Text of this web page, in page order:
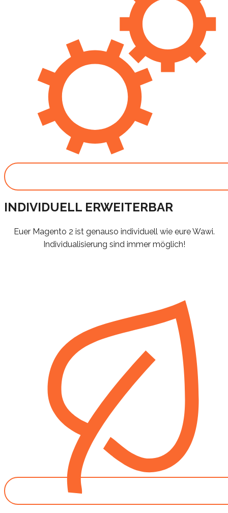
INDIVIDUELL ERWEITERBAR
Euer Magento 2 ist genauso individuell wie eure Wawi.
Individualisierung sind immer möglich!